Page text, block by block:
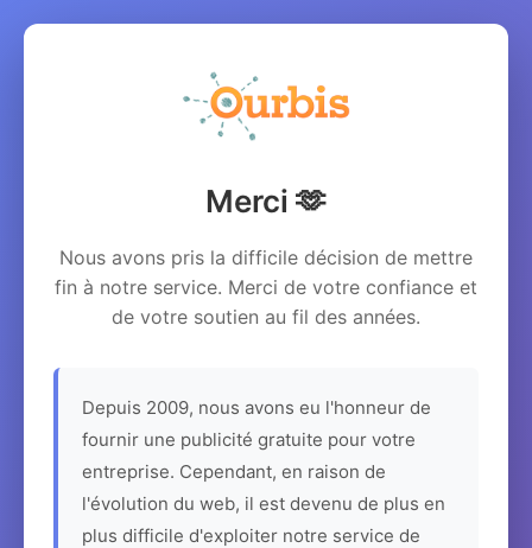
Merci 🫶
Nous avons pris la difficile décision de mettre
fin à notre service. Merci de votre confiance et
de votre soutien au fil des années.
Depuis 2009, nous avons eu l'honneur de
fournir une publicité gratuite pour votre
entreprise. Cependant, en raison de
l'évolution du web, il est devenu de plus en
plus difficile d'exploiter notre service de